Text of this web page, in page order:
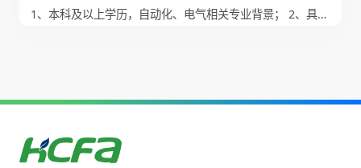
1、本科及以上学历，自动化、电气相关专业背景； 2、具备扎...